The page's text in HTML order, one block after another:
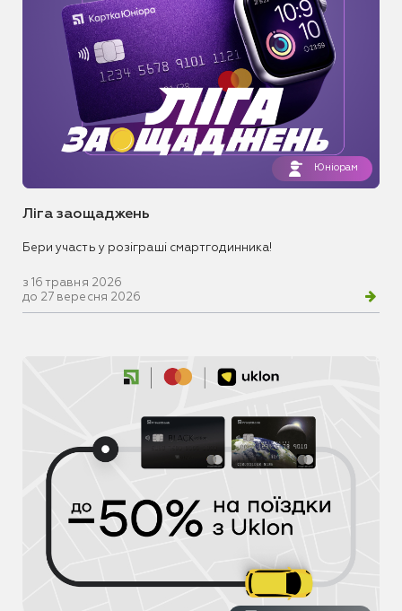
Юніорам
Ліга заощаджень
Бери участь у розіграші смартгодинника!
з 16 травня 2026
до 27 вересня 2026